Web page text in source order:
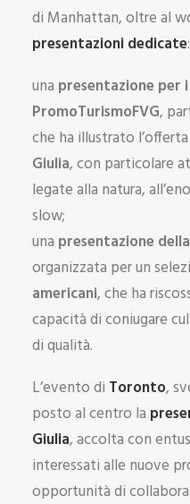
di Manhattan, oltre al
presentazioni dedicate:
una presentazione per
PromoTurismoFVG,
che ha illustrato
Giulia, con particolare
legate alla natura,
slow;
una presentazione
organizzata per un
americani, che ha
capacità di coniugare
di qualità.
L’evento di Toronto,
posto al centro la
Giulia, accolta con
interessati alle nuove
opportunità di